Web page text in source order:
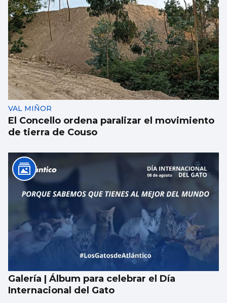
VAL MIÑOR
El Concello ordena paralizar el movimiento
de tierra de Couso
Galería | Álbum para celebrar el Día
Internacional del Gato